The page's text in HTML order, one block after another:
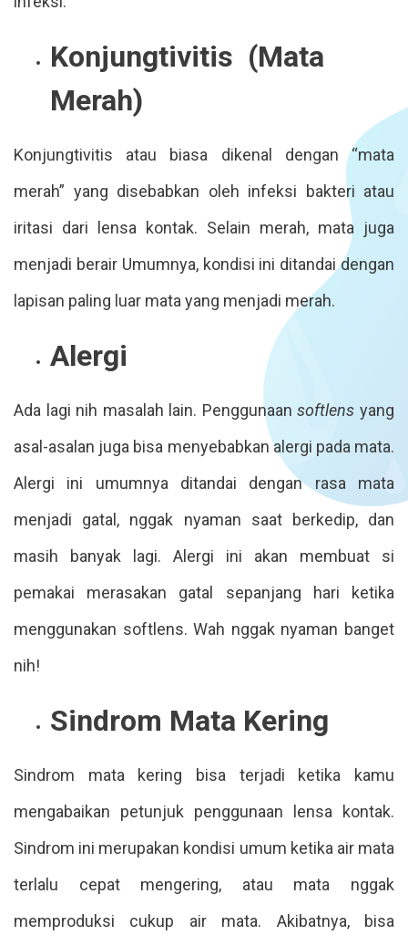
Konjungtivitis (Mata
Merah)
Konjungtivitis atau biasa dikenal dengan “mata
merah” yang disebabkan oleh infeksi bakteri atau
iritasi dari lensa kontak. Selain merah, mata juga
menjadi berair Umumnya, kondisi ini ditandai dengan
lapisan paling luar mata yang menjadi merah.
Alergi
Ada lagi nih masalah lain. Penggunaansoftlensyang
asal-asalan juga bisa menyebabkan alergi pada mata.
Alergi ini umumnya ditandai dengan rasa mata
menjadi gatal, nggak nyaman saat berkedip, dan
masih banyak lagi. Alergi ini akan membuat si
pemakai merasakan gatal sepanjang hari ketika
menggunakan softlens. Wah nggak nyaman banget
nih!
Sindrom Mata Kering
Sindrom mata kering bisa terjadi ketika kamu
mengabaikan petunjuk penggunaan lensa kontak.
Sindrom ini merupakan kondisi umum ketika air mata
terlalu cepat mengering, atau mata nggak
memproduksi cukup air mata. Akibatnya, bisa